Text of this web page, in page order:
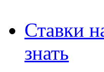
Ставки
знать